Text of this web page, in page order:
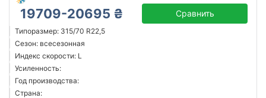
19709-20695 ₴ Сравнить
Типоразмер: 315/70 R22,5
Сезон: всесезонная
Индекс скорости: L
Усиленность:
Год производства:
Страна: